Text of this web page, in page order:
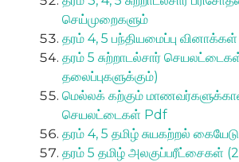
செய்முறைகளும்
தரம் 4, 5 பந்தியமைப்பு
தரம் 5 சுற்றாடல்சார்
தலைப்புகளுக்கும்)
மெல்லக் கற்கும் மாணவர்களுக்கான
செயலட்டைகள் Pdf
தரம் 4, 5 தமிழ் சுயகற்றல் கையேடு
தரம் 5 தமிழ் அலகுப்பரீட்சைகள்